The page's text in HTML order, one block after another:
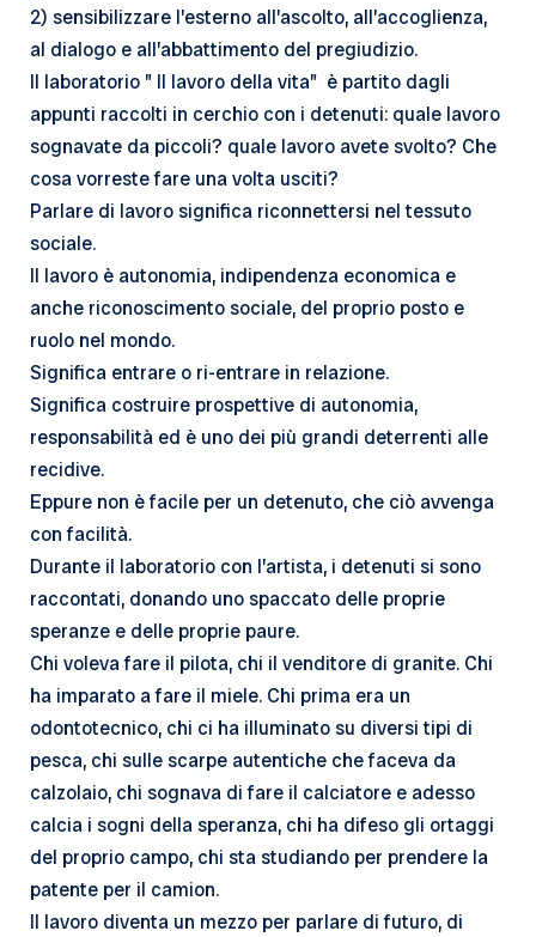
2) sensibilizzare l’esterno all’ascolto, all’accoglienza,
al dialogo e all’abbattimento del pregiudizio.
Il laboratorio ” Il lavoro della vita” è partito dagli
appunti raccolti in cerchio con i detenuti: quale lavoro
sognavate da piccoli? quale lavoro avete svolto? Che
cosa vorreste fare una volta usciti?
Parlare di lavoro significa riconnettersi nel tessuto
sociale.
Il lavoro è autonomia, indipendenza economica e
anche riconoscimento sociale, del proprio posto e
ruolo nel mondo.
Significa entrare o ri-entrare in relazione.
Significa costruire prospettive di autonomia,
responsabilità ed è uno dei più grandi deterrenti alle
recidive.
Eppure non è facile per un detenuto, che ciò avvenga
con facilità.
Durante il laboratorio con l’artista, i detenuti si sono
raccontati, donando uno spaccato delle proprie
speranze e delle proprie paure.
Chi voleva fare il pilota, chi il venditore di granite. Chi
ha imparato a fare il miele. Chi prima era un
odontotecnico, chi ci ha illuminato su diversi tipi di
pesca, chi sulle scarpe autentiche che faceva da
calzolaio, chi sognava di fare il calciatore e adesso
calcia i sogni della speranza, chi ha difeso gli ortaggi
del proprio campo, chi sta studiando per prendere la
patente per il camion.
Il lavoro diventa un mezzo per parlare di futuro, di